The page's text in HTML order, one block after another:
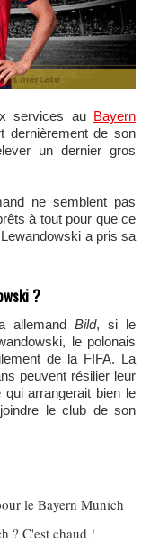
services au Bayern
dernièrement de son
un dernier gros
ne semblent pas
à tout pour que ce
a pris sa
?
allemandBild, si le
le polonais
de la FIFA. La
peuvent résilier leur
arrangerait bien le
le club de son
le Bayern Munich
? C'est chaud !